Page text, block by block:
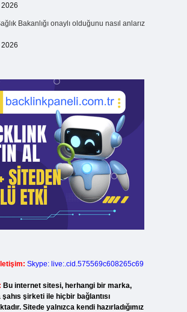
2026
Bakanlığı onaylı olduğunu nasıl anlarız
2026
Skype: live:.cid.575569c608265c69
Bu internet sitesi, herhangi bir marka,
şirketi ile hiçbir bağlantısı
Sitede yalnızca kendi hazırladığımız